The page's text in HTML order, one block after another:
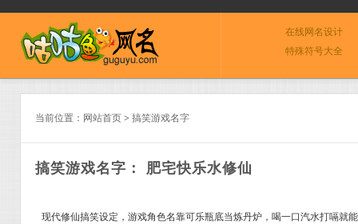
在线网名设计
特殊符号大全
当前位置： 网站首页> 搞笑游戏名字
搞笑游戏名字： 肥宅快乐水修仙
现代修仙搞笑设定，游戏角色名靠可乐瓶底当炼丹炉，喝一口汽水打嗝就